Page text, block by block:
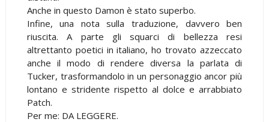
Anche in questo Damon è stato superbo.
Infine, una nota sulla traduzione, davvero ben
riuscita. A parte gli squarci di bellezza resi
altrettanto poetici in italiano, ho trovato azzeccato
anche il modo di rendere diversa la parlata di
Tucker, trasformandolo in un personaggio ancor più
lontano e stridente rispetto al dolce e arrabbiato
Patch.
Per me: DA LEGGERE.